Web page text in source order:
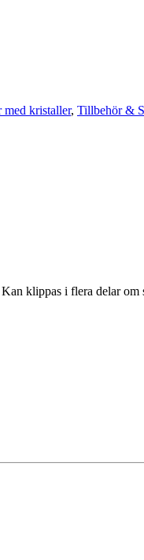
kristaller, Tillbehör &
klippas i flera delar